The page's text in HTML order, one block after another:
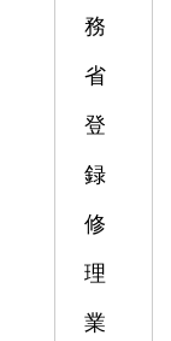
務
省
登
録
修
理
業